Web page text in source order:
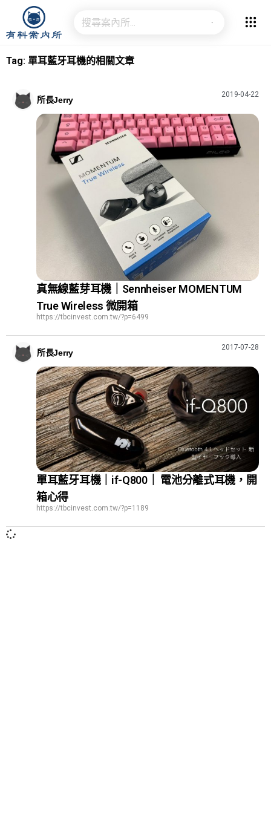
Tag: 單耳藍牙耳機的相關文章
所長Jerry
2019-04-22
真無線藍芽耳機｜Sennheiser MOMENTUM
True Wireless 微開箱
https://tbcinvest.com.tw/?p=6499
所長Jerry
2017-07-28
單耳藍牙耳機｜if-Q800｜ 電池分離式耳機，開
箱心得
https://tbcinvest.com.tw/?p=1189